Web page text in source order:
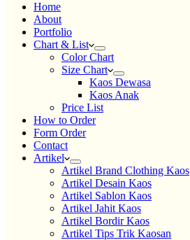
Home
About
Portfolio
Chart & List
Color Chart
Size Chart
Kaos Dewasa
Kaos Anak
Price List
How to Order
Form Order
Contact
Artikel
Artikel Brand Clothing Kaos
Artikel Desain Kaos
Artikel Sablon Kaos
Artikel Jahit Kaos
Artikel Bordir Kaos
Artikel Tips Trik Kaosan